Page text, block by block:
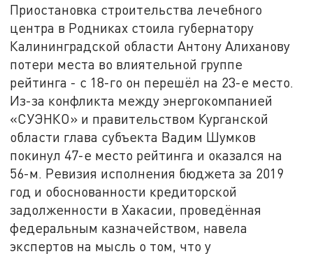
Приостановка строительства лечебного
центра в Родниках стоила губернатору
Калининградской области Антону Алиханову
потери места во влиятельной группе
рейтинга - с 18-го он перешёл на 23-е место.
Из-за конфликта между энергокомпанией
«СУЭНКО» и правительством Курганской
области глава субъекта Вадим Шумков
покинул 47-е место рейтинга и оказался на
56-м. Ревизия исполнения бюджета за 2019
год и обоснованности кредиторской
задолженности в Хакасии, проведённая
федеральным казначейством, навела
экспертов на мысль о том, что у